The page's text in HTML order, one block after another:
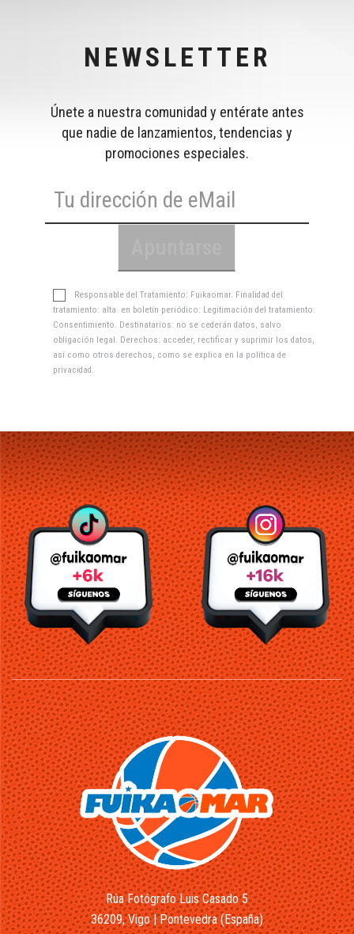
NEWSLETTER
Únete a nuestra comunidad y entérate antes
que nadie de lanzamientos, tendencias y
promociones especiales.
Responsable del Tratamiento: Fuikaomar. Finalidad del
tratamiento: alta en boletín periódico. Legitimación del tratamiento:
Consentimiento. Destinatarios: no se cederán datos, salvo
obligación legal. Derechos: acceder, rectificar y suprimir los datos,
así como otros derechos, como se explica en la política de
privacidad .
Rúa Fotógrafo Luis Casado 5
36209, Vigo | Pontevedra (España)